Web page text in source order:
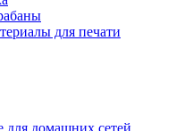
для печати